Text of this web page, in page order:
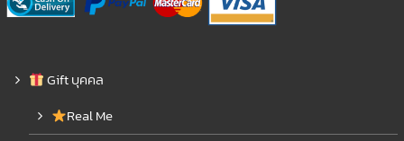
Gift บุคคล
Real Me